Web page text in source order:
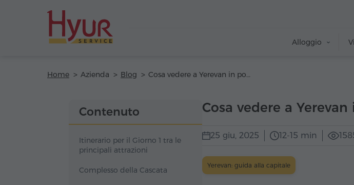
Alloggio
Home Azienda Blog Cosa vedere a Yerevan in pochi giorni da soli
Cosa vedere a
25 giu, 2025 12-15 min
Yerevan: guida alla capitale
Contenuto
Itinerario per il Giorno 1 tra le
principali attrazioni
Complesso della Cascata